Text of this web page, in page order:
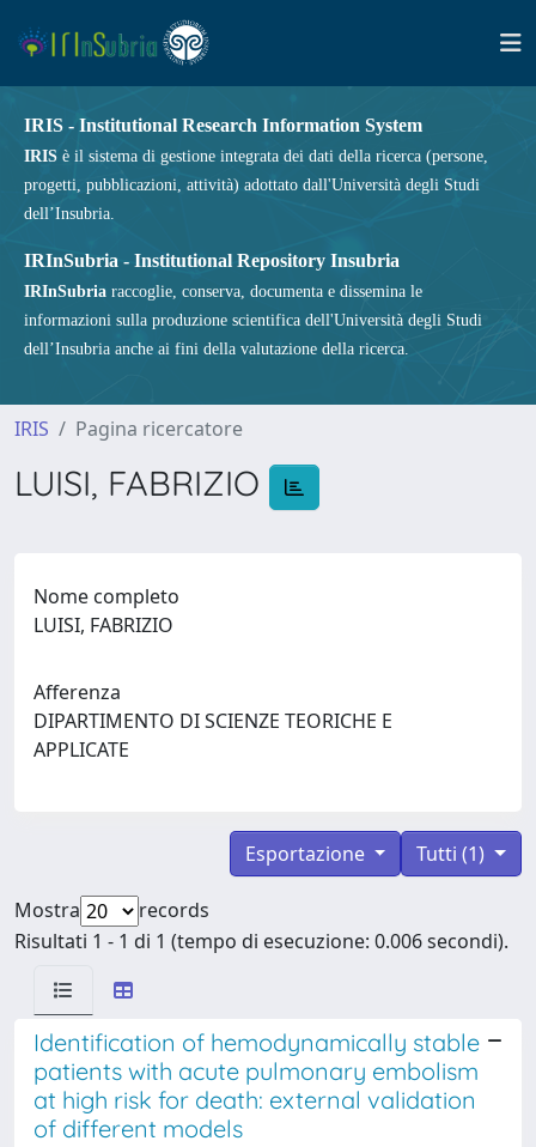
IRIS - Institutional Research Information System
IRIS è il sistema di gestione integrata dei dati della ricerca (persone,
progetti, pubblicazioni, attività) adottato dall'Università degli Studi
dell’Insubria.
IRInSubria - Institutional Repository Insubria
IRInSubria raccoglie, conserva, documenta e dissemina le
informazioni sulla produzione scientifica dell'Università degli Studi
dell’Insubria anche ai fini della valutazione della ricerca.
IRIS Pagina ricercatore
LUISI, FABRIZIO
Nome completo
LUISI, FABRIZIO
Afferenza
DIPARTIMENTO DI SCIENZE TEORICHE E
APPLICATE
Tutti (1)
Esportazione
Mostra
records
Risultati 1 - 1 di 1 (tempo di esecuzione: 0.006 secondi).
Identification of hemodynamically stable
patients with acute pulmonary embolism
at high risk for death: external validation
of different models